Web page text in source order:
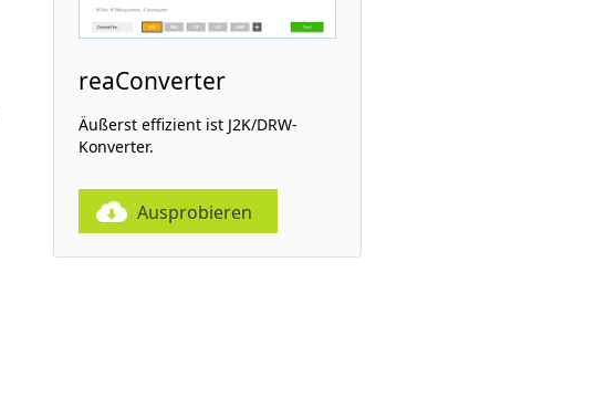
reaConverter
Äußerst effizient ist J2K/DRW-
Konverter.
Ausprobieren